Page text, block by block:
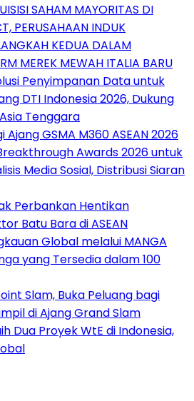
SAHAM MAYORITAS DI
PERUSAHAAN INDUK
KEDUA DALAM
MEREK MEWAH ITALIA BARU
Penyimpanan Data untuk
DTI Indonesia 2026, Dukung
Tenggara
GSMA M360 ASEAN 2026
Awards 2026 untuk
Media Sosial, Distribusi Siaran
Perbankan Hentikan
Batu Bara di ASEAN
Global melalui MANGA
yang Tersedia dalam 100
Slam, Buka Peluang bagi
di Ajang Grand Slam
Dua Proyek WtE di Indonesia,